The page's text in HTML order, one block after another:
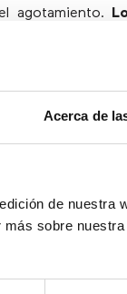
Acerca de
de nuestra
sobre
agotamiento.
cliente
cuando